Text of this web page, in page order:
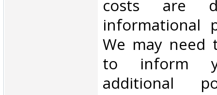
costs are
informational
We may need
to inform
additional